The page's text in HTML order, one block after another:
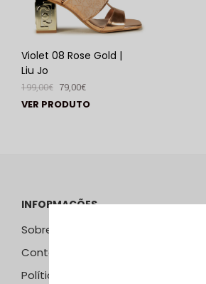
Violet 08 Rose Gold |
Liu Jo
199,00€ 79,00€
VER PRODUTO
INFORMAÇÕES
Sobre Nós
Contactos
Política de Privacidade